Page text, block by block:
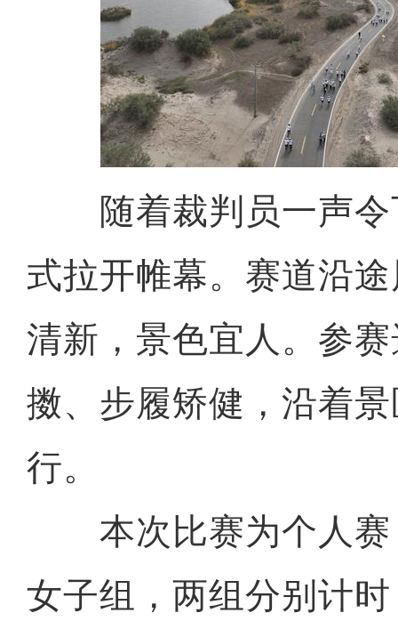
随着裁判员一声令
式拉开帷幕。赛道沿
清新，景色宜人。参
擞、步履矫健，沿着
行。
本次比赛为个人赛
女子组，两组分别计